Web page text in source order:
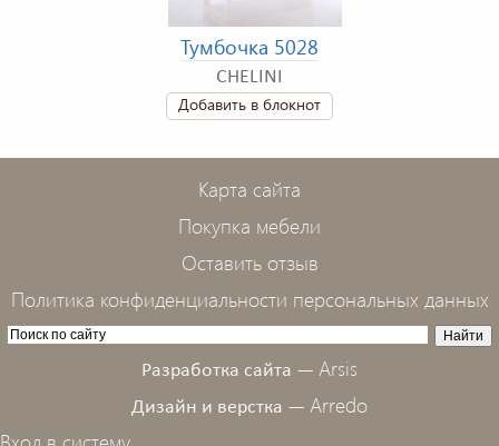
Тумбочка 5028
CHELINI
Добавить в блокнот
Карта сайта
Покупка мебели
Оставить отзыв
Политика конфиденциальности персональных данных
Разработка сайта — Arsis
Дизайн и верстка — Arredo